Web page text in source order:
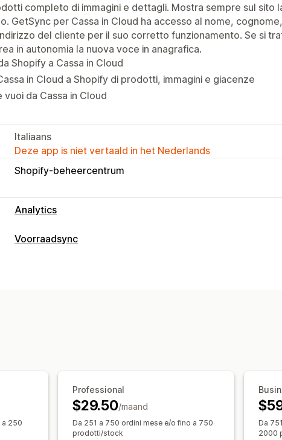
completo di immagini e dettagli. Mostra sempre sul sito
GetSync per Cassa in Cloud ha accesso al nome,
del cliente per il suo corretto funzionamento. Se si
in autonomia la nuova voce in anagrafica.
Shopify a Cassa in Cloud
in Cloud a Shopify di prodotti, immagini e giacenze
vuoi da Cassa in Cloud
Italiaans
Deze app is niet vertaald in het Nederlands
Shopify-beheercentrum
Analytics
Voorraadsync
a 250
Professional
$29.50/maand
Da 251 a 750 ordini mese e/o fino a 750
prodotti/stock
Da
2000